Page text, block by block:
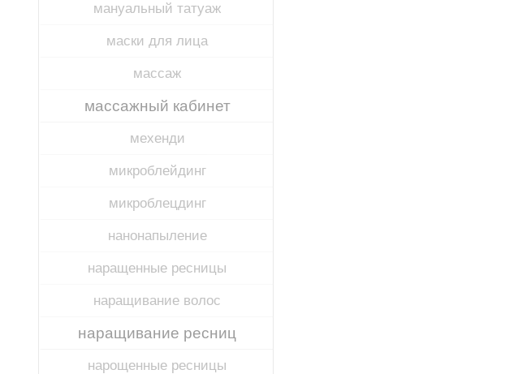
мануальный татуаж
маски для лица
массаж
массажный кабинет
мехенди
микроблейдинг
микроблецдинг
нанонапыление
наращенные ресницы
наращивание волос
наращивание ресниц
нарощенные ресницы